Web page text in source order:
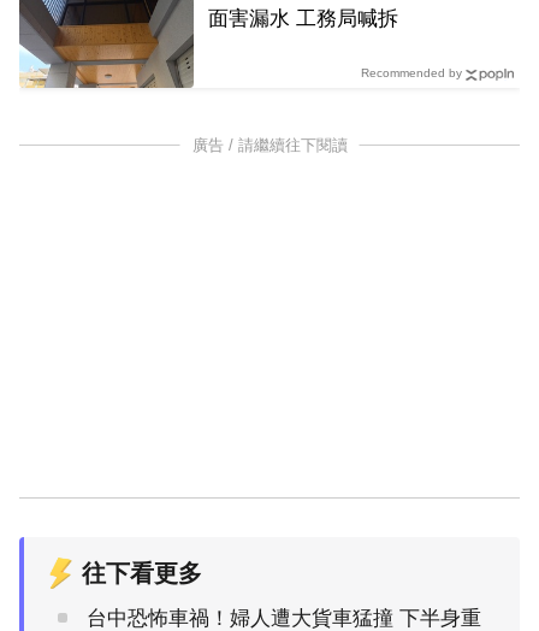
面害漏水 工務局喊拆
Recommended by
廣告 / 請繼續往下閱讀
往下看更多
台中恐怖車禍！婦人遭大貨車猛撞 下半身重